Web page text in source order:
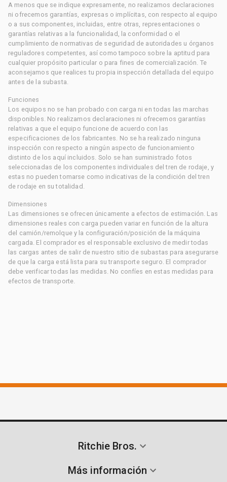
A menos que se indique expresamente, no realizamos declaraciones
ni ofrecemos garantías, expresas o implícitas, con respecto al equipo
o a sus componentes, incluidas, entre otras, representaciones o
garantías relativas a la funcionalidad, la conformidad o el
cumplimiento de normativas de seguridad de autoridades u órganos
reguladores competentes, así como tampoco sobre la aptitud para
cualquier propósito particular o para fines de comercialización. Te
aconsejamos que realices tu propia inspección detallada del equipo
antes de la subasta.
Funciones
Los equipos no se han probado con carga ni en todas las marchas
disponibles. No realizamos declaraciones ni ofrecemos garantías
relativas a que el equipo funcione de acuerdo con las
especificaciones de los fabricantes. No se ha realizado ninguna
inspección con respecto a ningún aspecto de funcionamiento
distinto de los aquí incluidos. Solo se han suministrado fotos
seleccionadas de los componentes individuales del tren de rodaje, y
estas no pueden tomarse como indicativas de la condición del tren
de rodaje en su totalidad.
Dimensiones
Las dimensiones se ofrecen únicamente a efectos de estimación. Las
dimensiones reales con carga pueden variar en función de la altura
del camión/remolque y la configuración/posición de la máquina
cargada. El comprador es el responsable exclusivo de medir todas
las cargas antes de salir de nuestro sitio de subastas para asegurarse
de que la carga está lista para su transporte seguro. El comprador
debe verificar todas las medidas. No confíes en estas medidas para
efectos de transporte.
Ritchie Bros.
Más información